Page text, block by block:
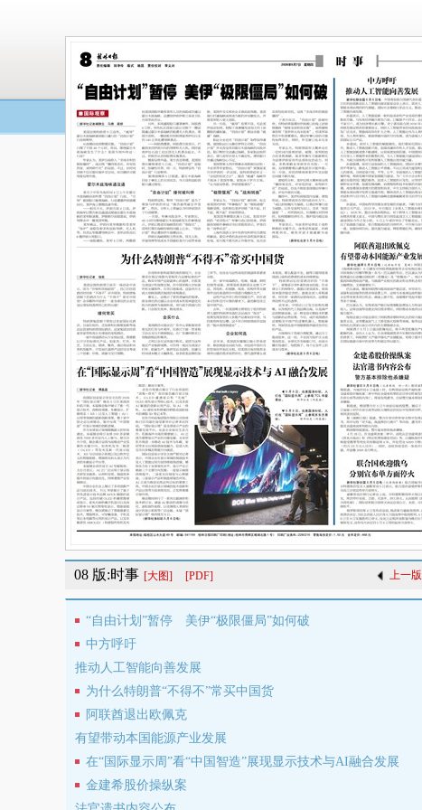
08 版:时事 [大图] [PDF] 上一版
“自由计划”暂停 美伊“极限僵局”如何破
中方呼吁
推动人工智能向善发展
为什么特朗普“不得不”常买中国货
阿联酋退出欧佩克
有望带动本国能源产业发展
在“国际显示周”看“中国智造”展现显示技术与AI融合发展
金建希股价操纵案